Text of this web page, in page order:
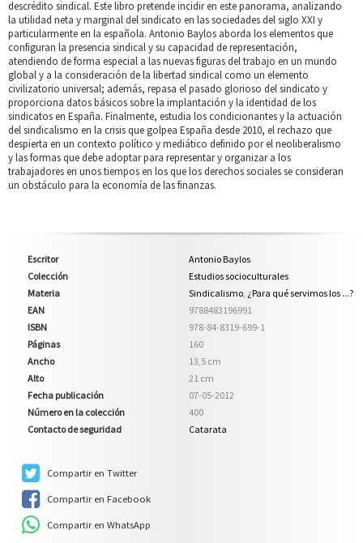
descrédito sindical. Este libro pretende incidir en este panorama, analizando
la utilidad neta y marginal del sindicato en las sociedades del siglo XXI y
particularmente en la española. Antonio Baylos aborda los elementos que
configuran la presencia sindical y su capacidad de representación,
atendiendo de forma especial a las nuevas figuras del trabajo en un mundo
global y a la consideración de la libertad sindical como un elemento
civilizatorio universal; además, repasa el pasado glorioso del sindicato y
proporciona datos básicos sobre la implantación y la identidad de los
sindicatos en España. Finalmente, estudia los condicionantes y la actuación
del sindicalismo en la crisis que golpea España desde 2010, el rechazo que
despierta en un contexto político y mediático definido por el neoliberalismo
y las formas que debe adoptar para representar y organizar a los
trabajadores en unos tiempos en los que los derechos sociales se consideran
un obstáculo para la economía de las finanzas.
Escritor
Antonio Baylos
Colección
Estudios socioculturales
Materia
Sindicalismo, ¿Para qué servimos los ...?
EAN
9788483196991
ISBN
978-84-8319-699-1
Páginas
160
Ancho
13,5 cm
Alto
21 cm
Fecha publicación
07-05-2012
Número en la colección
400
Contacto de seguridad
Catarata
Compartir en Twitter
Compartir en Facebook
Compartir en WhatsApp